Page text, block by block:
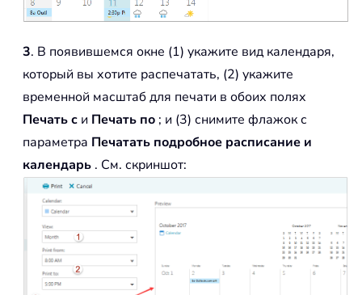
3. В появившемся окне (1) укажите вид календаря,
который вы хотите распечатать, (2) укажите
временной масштаб для печати в обоих полях
Печать с и Печать по ; и (3) снимите флажок с
параметра Печатать подробное расписание и
календарь . См. скриншот: